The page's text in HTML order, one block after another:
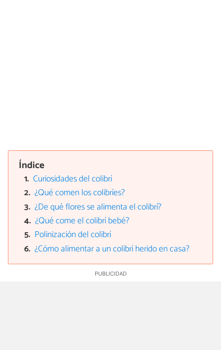
Índice
Curiosidades del colibrí
¿Qué comen los colibríes?
¿De qué flores se alimenta el colibrí?
¿Qué come el colibrí bebé?
Polinización del colibrí
¿Cómo alimentar a un colibrí herido en casa?